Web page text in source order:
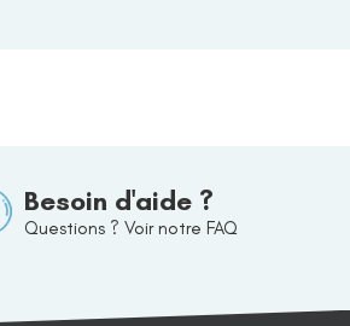
Besoin d'aide ?
Questions ? Voir notre FAQ